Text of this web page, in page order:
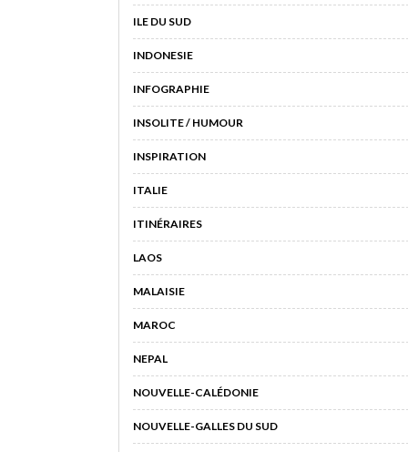
ILE DU SUD
INDONESIE
INFOGRAPHIE
INSOLITE / HUMOUR
INSPIRATION
ITALIE
ITINÉRAIRES
LAOS
MALAISIE
MAROC
NEPAL
NOUVELLE-CALÉDONIE
NOUVELLE-GALLES DU SUD